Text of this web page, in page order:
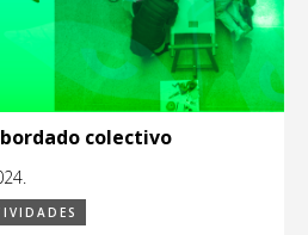
colectivo